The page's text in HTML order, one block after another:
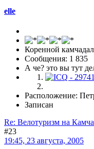
elle
Коренной камчадал
Сообщения: 1 835
А че? это вы тут
Расположение:
Записан
Re: Велотуризм на
#23
19:45, 23 августа, 2005